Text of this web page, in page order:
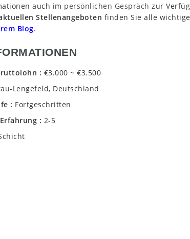
auch im persönlichen Gespräch zur
Stellenangeboten finden Sie alle
Blog.
€3.000 ~ €3.500
Lengefeld, Deutschland
Fortgeschritten
2-5